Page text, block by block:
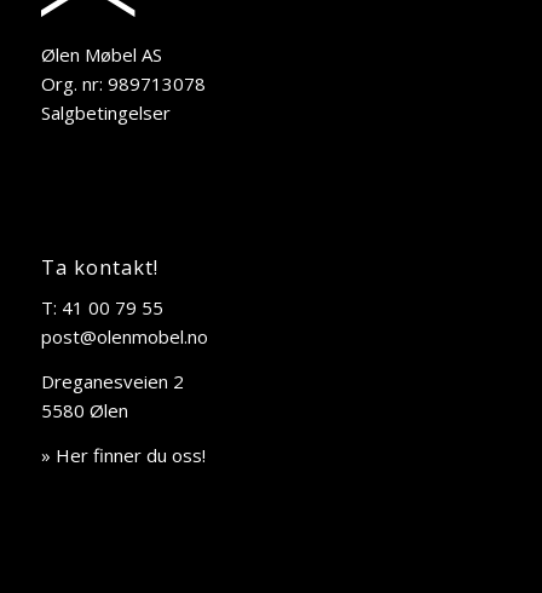
Ølen Møbel AS
Org. nr: 989713078
Salgbetingelser
Ta kontakt!
T: 41 00 79 55
post@olenmobel.no
Dreganesveien 2
5580 Ølen
» Her finner du oss!